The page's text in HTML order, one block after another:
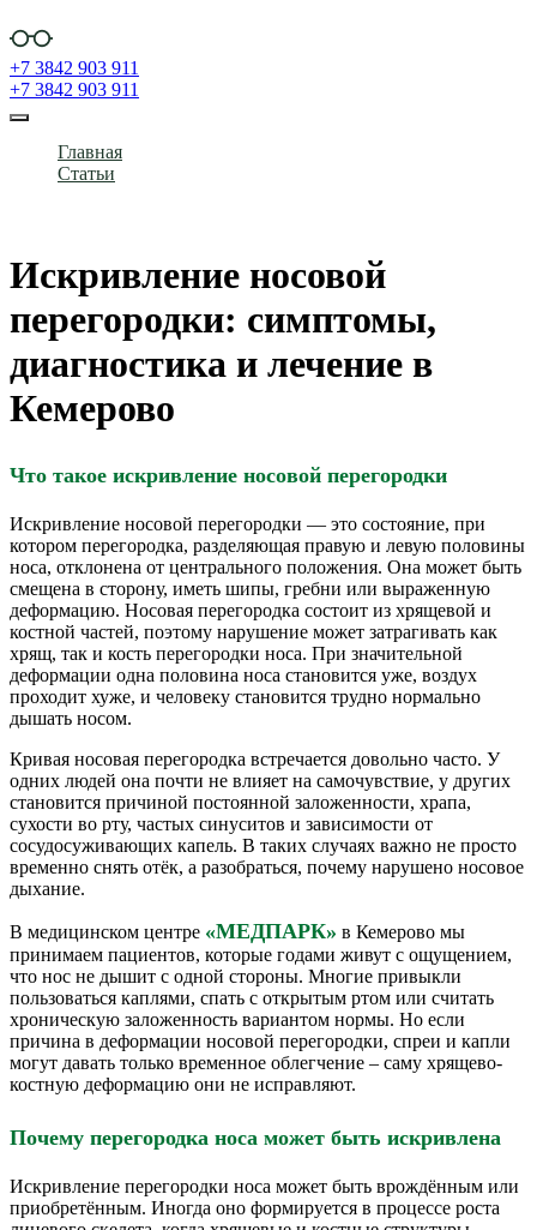
+7 3842 903 911
+7 3842 903 911
Главная
Статьи
Искривление носовой
перегородки: симптомы,
диагностика и лечение в
Кемерово
Что такое искривление носовой перегородки
Искривление носовой перегородки — это состояние, при
котором перегородка, разделяющая правую и левую половины
носа, отклонена от центрального положения. Она может быть
смещена в сторону, иметь шипы, гребни или выраженную
деформацию. Носовая перегородка состоит из хрящевой и
костной частей, поэтому нарушение может затрагивать как
хрящ, так и кость перегородки носа. При значительной
деформации одна половина носа становится уже, воздух
проходит хуже, и человеку становится трудно нормально
дышать носом.
Кривая носовая перегородка встречается довольно часто. У
одних людей она почти не влияет на самочувствие, у других
становится причиной постоянной заложенности, храпа,
сухости во рту, частых синуситов и зависимости от
сосудосуживающих капель. В таких случаях важно не просто
временно снять отёк, а разобраться, почему нарушено носовое
дыхание.
В медицинском центре «МЕДПАРК» в Кемерово мы
принимаем пациентов, которые годами живут с ощущением,
что нос не дышит с одной стороны. Многие привыкли
пользоваться каплями, спать с открытым ртом или считать
хроническую заложенность вариантом нормы. Но если
причина в деформации носовой перегородки, спреи и капли
могут давать только временное облегчение – саму хрящево-
костную деформацию они не исправляют.
Почему перегородка носа может быть искривлена
Искривление перегородки носа может быть врождённым или
приобретённым. Иногда оно формируется в процессе роста